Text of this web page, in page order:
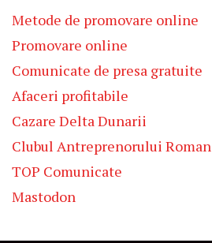
Metode de promovare online
Promovare online
Comunicate de presa gratuite
Afaceri profitabile
Cazare Delta Dunarii
Clubul Antreprenorului Roman
TOP Comunicate
Mastodon